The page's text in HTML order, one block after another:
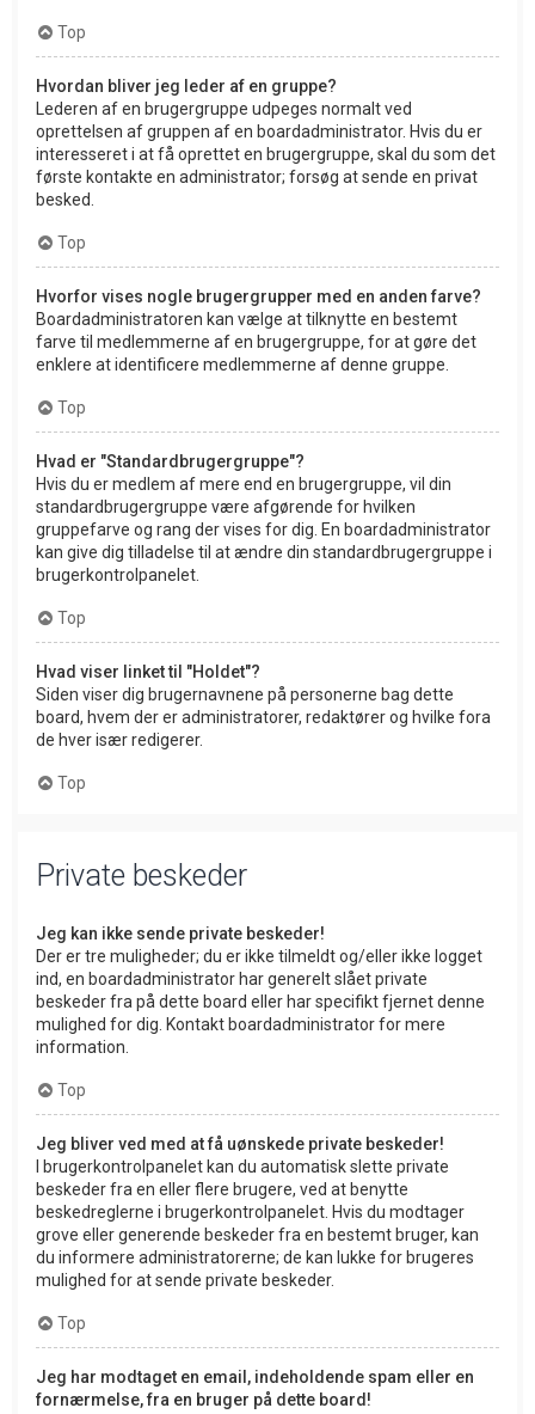
Top
Hvordan bliver jeg leder af en gruppe?
Lederen af en brugergruppe udpeges normalt ved
oprettelsen af gruppen af en boardadministrator. Hvis du er
interesseret i at få oprettet en brugergruppe, skal du som det
første kontakte en administrator; forsøg at sende en privat
besked.
Top
Hvorfor vises nogle brugergrupper med en anden farve?
Boardadministratoren kan vælge at tilknytte en bestemt
farve til medlemmerne af en brugergruppe, for at gøre det
enklere at identificere medlemmerne af denne gruppe.
Top
Hvad er "Standardbrugergruppe"?
Hvis du er medlem af mere end en brugergruppe, vil din
standardbrugergruppe være afgørende for hvilken
gruppefarve og rang der vises for dig. En boardadministrator
kan give dig tilladelse til at ændre din standardbrugergruppe i
brugerkontrolpanelet.
Top
Hvad viser linket til "Holdet"?
Siden viser dig brugernavnene på personerne bag dette
board, hvem der er administratorer, redaktører og hvilke fora
de hver især redigerer.
Top
Private beskeder
Jeg kan ikke sende private beskeder!
Der er tre muligheder; du er ikke tilmeldt og/eller ikke logget
ind, en boardadministrator har generelt slået private
beskeder fra på dette board eller har specifikt fjernet denne
mulighed for dig. Kontakt boardadministrator for mere
information.
Top
Jeg bliver ved med at få uønskede private beskeder!
I brugerkontrolpanelet kan du automatisk slette private
beskeder fra en eller flere brugere, ved at benytte
beskedreglerne i brugerkontrolpanelet. Hvis du modtager
grove eller generende beskeder fra en bestemt bruger, kan
du informere administratorerne; de kan lukke for brugeres
mulighed for at sende private beskeder.
Top
Jeg har modtaget en email, indeholdende spam eller en
fornærmelse, fra en bruger på dette board!